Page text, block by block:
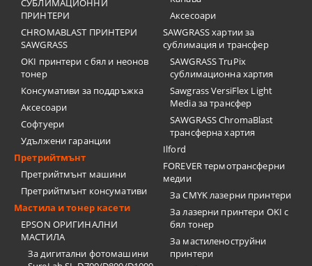
СУБЛИМАЦИОННИ
ПРИНТЕРИ
CHROMABLAST ПРИНТЕРИ
SAWGRASS
OKI принтери с бял и неонов
тонер
Консумативи за поддръжка
Аксесоари
Софтуери
Удължени гаранции
Претрийтмънт
Претрийтмънт машини
Претрийтмънт консумативи
Мастила и тонер касети
EPSON ОРИГИНАЛНИ
МАСТИЛА
За дигитални фотомашини
Аксесоари
SAWGRASS хартии за
сублимация и трансфер
SAWGRASS TruPix
сублимационна хартия
Sawgrass VersiFlex Light
Media за трансфер
SAWGRASS ChromaBlast
трансферна хартия
Ilford
FOREVER термотрансферни
медии
За CMYK лазерни принтери
За лазерни принтери OKI с
бял тонер
За мастиленоструйни
принтери